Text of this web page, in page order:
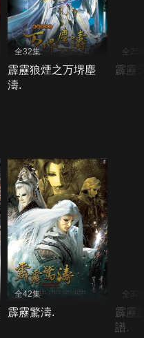
全32集
霹靂狼煙之万堺塵
濤.
全25
霹靂
全42集
霹靂驚濤.
全32
霹靂
譜.